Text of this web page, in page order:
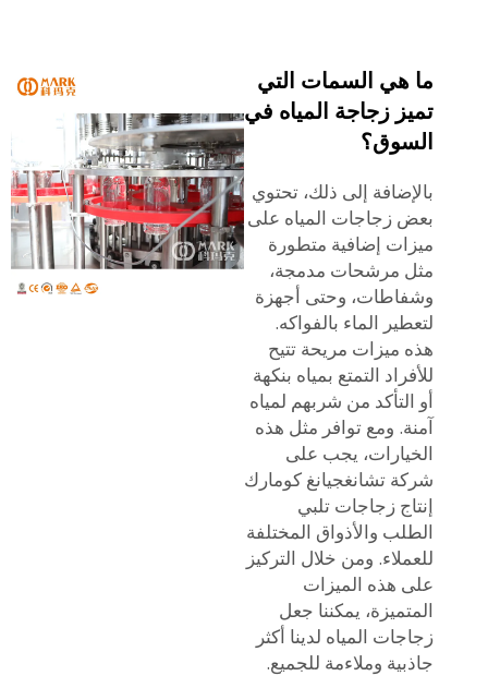
ما هي السمات التي
تميز زجاجة المياه في
السوق؟
بالإضافة إلى ذلك، تحتوي
بعض زجاجات المياه على
ميزات إضافية متطورة
مثل مرشحات مدمجة،
وشفاطات، وحتى أجهزة
لتعطير الماء بالفواكه.
هذه ميزات مريحة تتيح
للأفراد التمتع بمياه بنكهة
أو التأكد من شربهم لمياه
آمنة. ومع توافر مثل هذه
الخيارات، يجب على
شركة تشانغجيانغ كومارك
إنتاج زجاجات تلبي
الطلب والأذواق المختلفة
للعملاء. ومن خلال التركيز
على هذه الميزات
المتميزة، يمكننا جعل
زجاجات المياه لدينا أكثر
جاذبية وملاءمة للجميع.